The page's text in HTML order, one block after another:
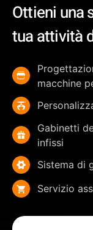
Ottieni una
tua attività
macchine
Gabinetti
infissi
Sistema di
Servizio